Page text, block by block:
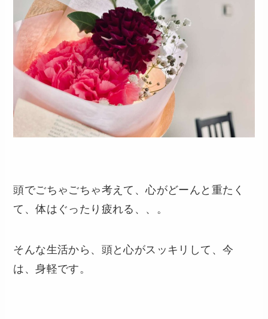
頭でごちゃごちゃ考えて、心がどーんと重たく
て、体はぐったり疲れる、、。
そんな生活から、頭と心がスッキリして、今
は、身軽です。